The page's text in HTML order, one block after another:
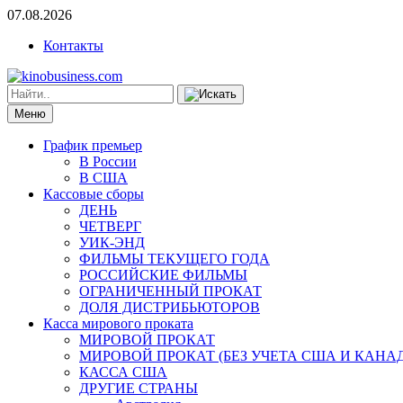
07.08.2026
Контакты
Меню
График премьер
В России
В США
Кассовые сборы
ДЕНЬ
ЧЕТВЕРГ
УИК-ЭНД
ФИЛЬМЫ ТЕКУЩЕГО ГОДА
РОССИЙСКИЕ ФИЛЬМЫ
ОГРАНИЧЕННЫЙ ПРОКАТ
ДОЛЯ ДИСТРИБЬЮТОРОВ
Касса мирового проката
МИРОВОЙ ПРОКАТ
МИРОВОЙ ПРОКАТ (БЕЗ УЧЕТА США И
КАССА США
ДРУГИЕ СТРАНЫ